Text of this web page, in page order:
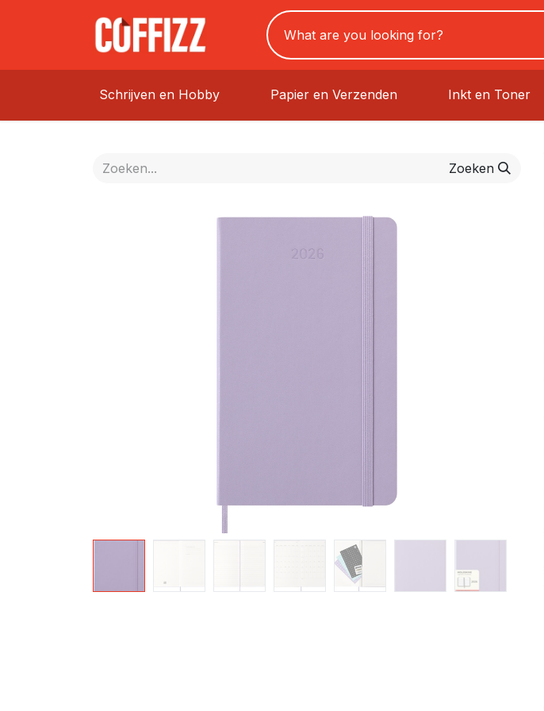
Schrijven en Hobby Papier en Verzenden Inkt en Toner
Zoeken